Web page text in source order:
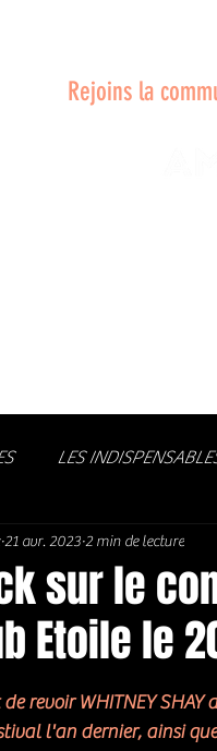
des artistes,
Rejoins la
LES
Soul / Funk / Rhythm
sur le
Etoile le
21 avr. 2023 2 min de lecture
sur 5.
revoir WHITNEY
l'an dernier, ainsi